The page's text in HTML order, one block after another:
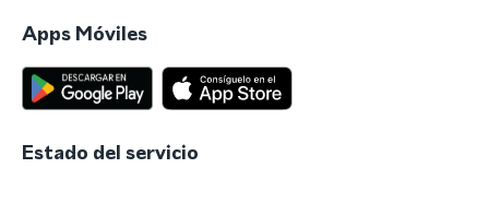
Apps Móviles
Estado del servicio